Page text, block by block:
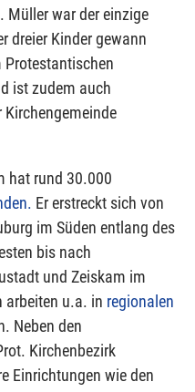
Müller war der einzige
dreier Kinder gewann
Protestantischen
ist zudem auch
hat rund 30.000
Er erstreckt sich von
im Süden entlang des
bis nach
und Zeiskam im
arbeiten u.a. in regionalen
Neben den
Kirchenbezirk
Einrichtungen wie den